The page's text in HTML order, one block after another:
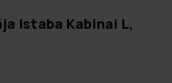
Istaba Kabinai L,